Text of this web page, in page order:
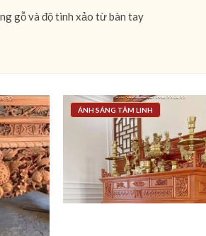
gỗ và độ tinh xảo từ bàn tay
ÁNH SÁNG TÂM LINH